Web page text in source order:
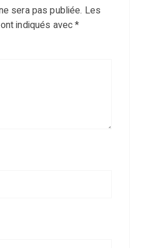
sera pas publiée. Les
indiqués avec*